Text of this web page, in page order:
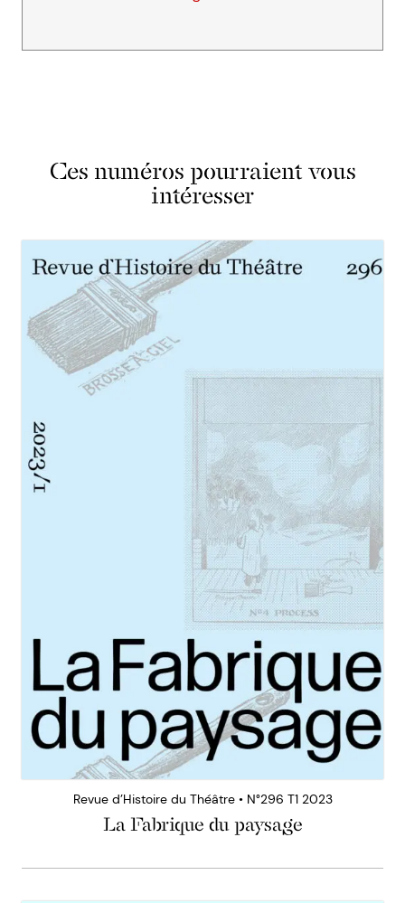
Ces numéros pourraient vous
intéresser
Revue d’Histoire du Théâtre • N°296 T1 2023
La Fabrique du paysage